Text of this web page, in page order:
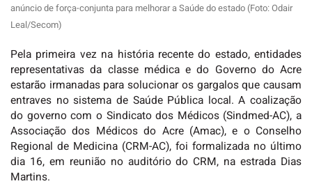
anúncio de força-conjunta para melhorar a Saúde do estado (Foto: Odair
Leal/Secom)
Pela primeira vez na história recente do estado, entidades
representativas da classe médica e do Governo do Acre
estarão irmanadas para solucionar os gargalos que causam
entraves no sistema de Saúde Pública local. A coalização
do governo com o Sindicato dos Médicos (Sindmed-AC), a
Associação dos Médicos do Acre (Amac), e o Conselho
Regional de Medicina (CRM-AC), foi formalizada no último
dia 16, em reunião no auditório do CRM, na estrada Dias
Martins.